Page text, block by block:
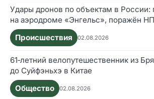
Удары дронов по объектам в России:
на аэродроме «Энгельс», поражён
Происшествия
02.08.2026
61‑летний велопутешественник из
до Суйфэньхэ в Китае
Общество
02.08.2026